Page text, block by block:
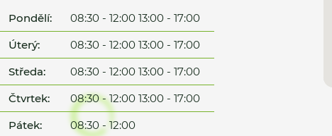
Pondělí:
08:30 - 12:00 13:00 - 17:00
Úterý:
08:30 - 12:00 13:00 - 17:00
Středa:
08:30 - 12:00 13:00 - 17:00
Čtvrtek:
08:30 - 12:00 13:00 - 17:00
Pátek:
08:30 - 12:00